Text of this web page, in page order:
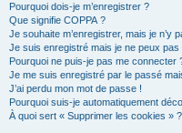
Pourquoi dois-je m’enregistrer ?
Que signifie COPPA ?
Je souhaite m’enregistrer, mais je n’y
Je suis enregistré mais je ne peux pas
Pourquoi ne puis-je pas me connecter
Je me suis enregistré par le passé
J’ai perdu mon mot de passe !
Pourquoi suis-je automatiquement
À quoi sert « Supprimer les cookies » ?